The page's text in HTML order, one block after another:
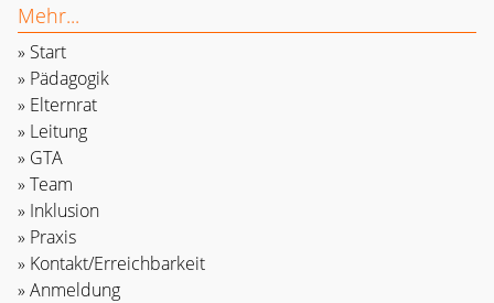
Mehr...
Start
Pädagogik
Elternrat
Leitung
GTA
Team
Inklusion
Praxis
Kontakt/Erreichbarkeit
Anmeldung